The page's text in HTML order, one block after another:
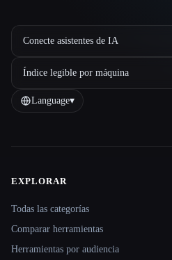
Conecte asistentes de IA
Índice legible por máquina
Language▾
Site navigation
EXPLORAR
Todas las categorías
Comparar herramientas
Herramientas por audiencia